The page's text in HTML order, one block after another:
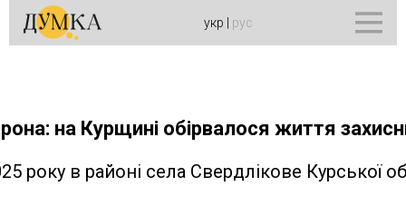
укр рус
на Курщині обірвалося життя
року в районі села Свердлікове Курської